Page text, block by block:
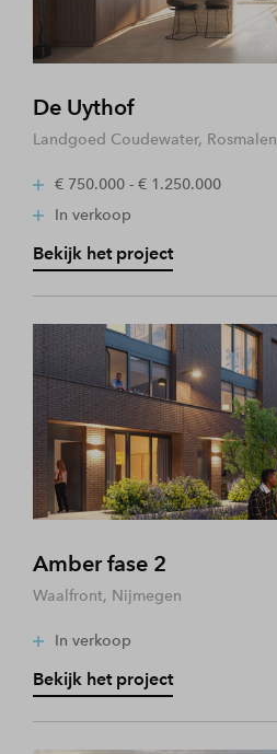
De Uythof
Landgoed Coudewater, Rosmalen
€ 750.000 - € 1.250.000
In verkoop
Bekijk het project
Amber fase 2
Waalfront, Nijmegen
In verkoop
Bekijk het project